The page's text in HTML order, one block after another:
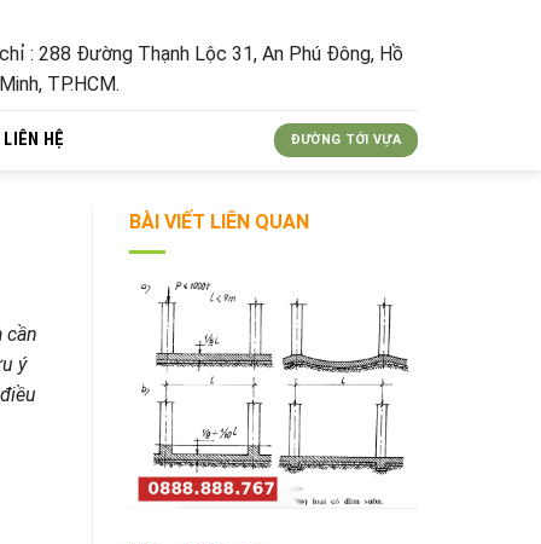
: 288 Đường Thạnh Lộc 31, An Phú Đông, Hồ
TP.HCM.
LIÊN HỆ ĐƯỜNG TỚI VỰA
cần
ý
BÀI VIẾT LIÊN QUAN